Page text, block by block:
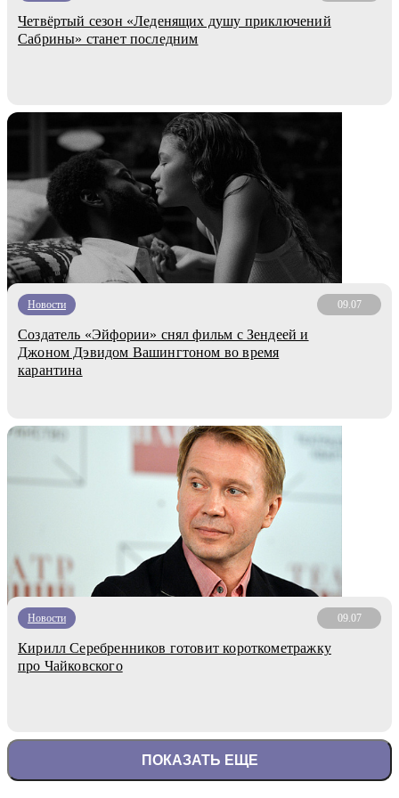
Четвёртый сезон «Леденящих душу приключений
Сабрины» станет последним
Новости 09.07
Создатель «Эйфории» снял фильм с Зендеей и
Джоном Дэвидом Вашингтоном во время
карантина
Новости 09.07
Кирилл Серебренников готовит короткометражку
про Чайковского
ПОКАЗАТЬ ЕЩЕ